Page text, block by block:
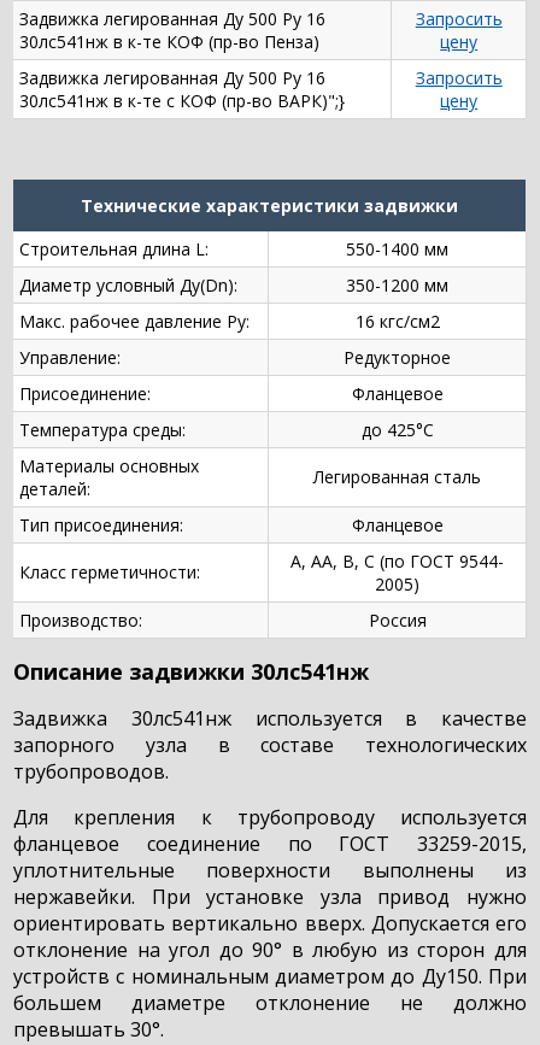
Задвижка легированная Ду 500 Ру 16
30лс541нж в к-те КОФ (пр-во Пенза)
Запросить
цену
Задвижка легированная Ду 500 Ру 16
30лс541нж в к-те с КОФ (пр-во ВАРК)";}
Запросить
цену
Технические характеристики задвижки
Строительная длина L:
550-1400 мм
Диаметр условный Ду(Dn):
350-1200 мм
Макс. рабочее давление Ру:
16 кгс/см2
Управление:
Редукторное
Присоединение:
Фланцевое
Температура среды:
до 425°С
Материалы основных
деталей:
Легированная сталь
Тип присоединения: Фланцевое
Класс герметичности:
А, АА, В, С (по ГОСТ 9544-
2005)
Производство:
Россия
Описание задвижки 30лс541нж
Задвижка 30лс541нж используется в качестве
запорного узла в составе технологических
трубопроводов.
Для крепления к трубопроводу используется
фланцевое соединение по ГОСТ 33259-2015,
уплотнительные поверхности выполнены из
нержавейки. При установке узла привод нужно
ориентировать вертикально вверх. Допускается его
отклонение на угол до 90° в любую из сторон для
устройств с номинальным диаметром до Ду150. При
большем диаметре отклонение не должно
превышать 30°.